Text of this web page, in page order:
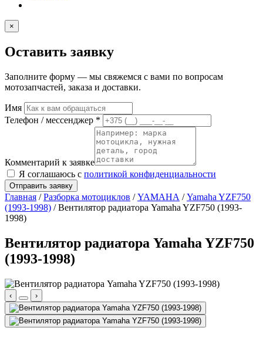
×
Оставить заявку
Заполните форму — мы свяжемся с вами по вопросам
мотозапчастей, заказа и доставки.
Имя
Телефон / мессенджер *
Комментарий к заявке
Я соглашаюсь с политикой конфиденциальности
Отправить заявку
Главная /Разборка мотоциклов /YAMAHA /Yamaha YZF750
(1993-1998) / Вентилятор радиатора Yamaha YZF750 (1993-
1998)
Вентилятор радиатора Yamaha YZF750
(1993-1998)
‹ ›